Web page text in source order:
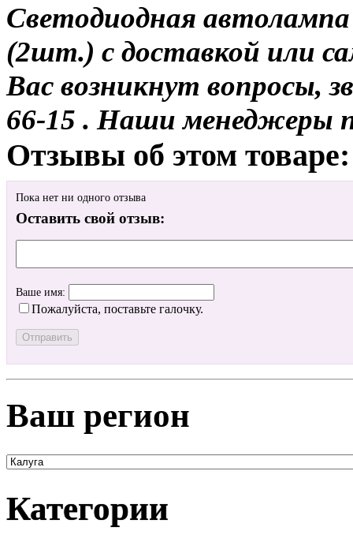
Светодиодная
(2шт.) с доставкой или
Вас возникнут вопросы,
66-15 . Наши менеджеры
Отзывы об этом товаре:
Пока нет ни одного отзыва
Оставить свой отзыв:
Ваше имя:
Пожалуйста, поставьте галочку.
Ваш регион
Категории